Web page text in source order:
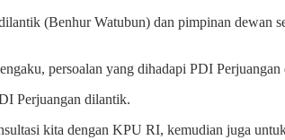
(Benhur Watubun) dan pimpinan dewan
persoalan yang dihadapi PDI Perjuangan
Perjuangan dilantik.
kita dengan KPU RI, kemudian juga